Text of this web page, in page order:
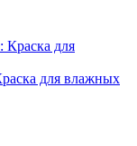
для влажных